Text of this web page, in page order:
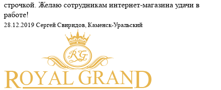
строчкой. Желаю сотрудникам интернет-магазина удачи в
работе!
28.12.2019 Сергей Свиридов, Каменск-Уральский